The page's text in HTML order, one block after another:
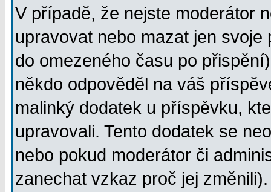
V případě, že nejste moderátor
upravovat nebo mazat jen
do omezeného času po
někdo odpověděl na váš
malinký dodatek u příspěvku,
upravovali. Tento dodatek se
nebo pokud moderátor či
zanechat vzkaz proč jej